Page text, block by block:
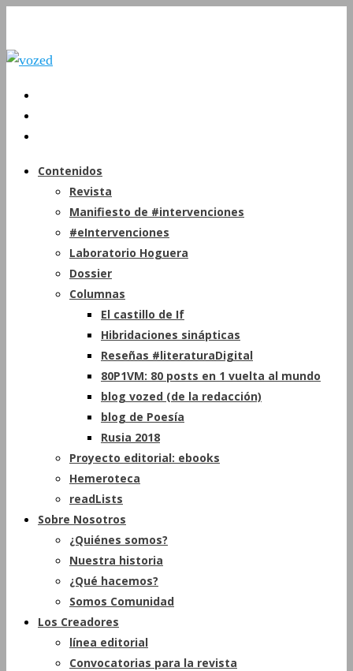
Contenidos
Revista
Manifiesto de #intervenciones
#eIntervenciones
Laboratorio Hoguera
Dossier
Columnas
El castillo de If
Hibridaciones sinápticas
Reseñas #literaturaDigital
80P1VM: 80 posts en 1 vuelta al mundo
blog vozed (de la redacción)
blog de Poesía
Rusia 2018
Proyecto editorial: ebooks
Hemeroteca
readLists
Sobre Nosotros
¿Quiénes somos?
Nuestra historia
¿Qué hacemos?
Somos Comunidad
Los Creadores
línea editorial
Convocatorias para la revista